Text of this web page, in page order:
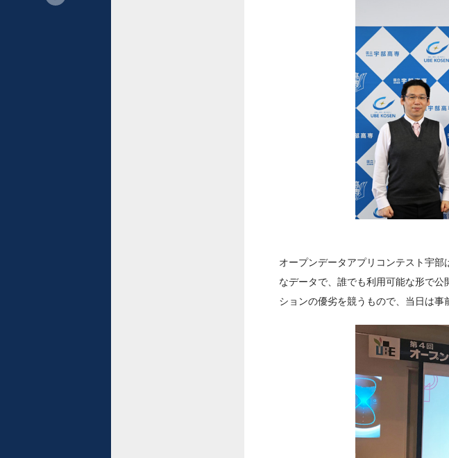
オープンデータアプリコンテスト宇
なデータで、誰でも利用可能な形で
ションの優劣を競うもので、当日は事